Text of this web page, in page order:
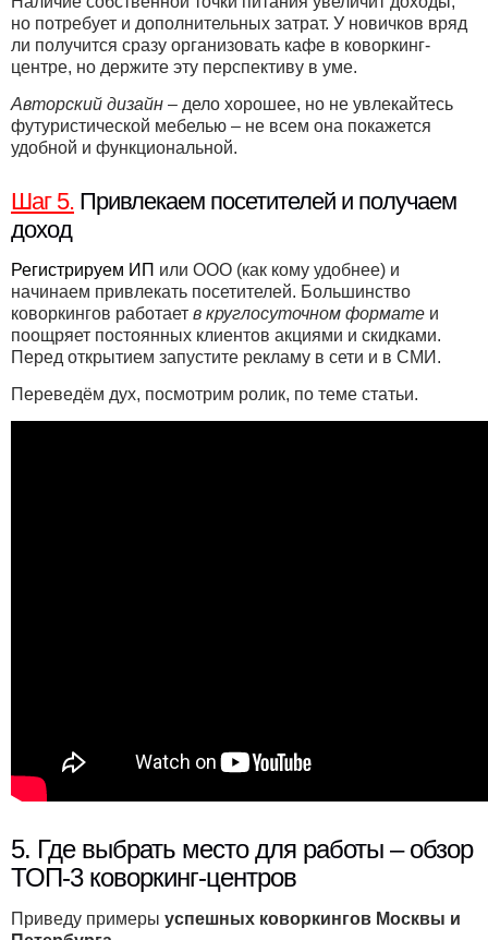
но потребует и дополнительных затрат. У новичков вряд
ли получится сразу организовать кафе в коворкинг-
центре, но держите эту перспективу в уме.
Авторский дизайн – дело хорошее, но не увлекайтесь
футуристической мебелью – не всем она покажется
удобной и функциональной.
Шаг 5. Привлекаем посетителей и получаем
доход
Регистрируем ИП или ООО (как кому удобнее) и
начинаем привлекать посетителей. Большинство
коворкингов работает в круглосуточном формате и
поощряет постоянных клиентов акциями и скидками.
Перед открытием запустите рекламу в сети и в СМИ.
Переведём дух, посмотрим ролик, по теме статьи.
5. Где выбрать место для работы – обзор
ТОП-3 коворкинг-центров
Приведу примеры успешных коворкингов Москвы и